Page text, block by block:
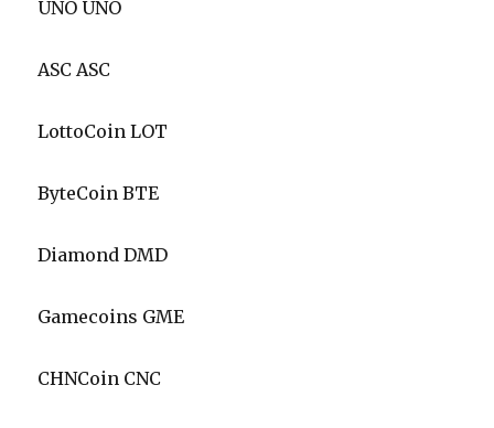
UNO UNO
ASC ASC
LottoCoin LOT
ByteCoin BTE
Diamond DMD
Gamecoins GME
CHNCoin CNC